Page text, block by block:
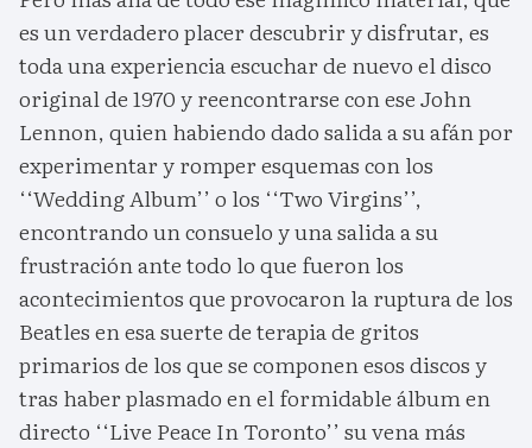
es un verdadero placer descubrir y disfrutar, es
toda una experiencia escuchar de nuevo el disco
original de 1970 y reencontrarse con ese John
Lennon, quien habiendo dado salida a su afán por
experimentar y romper esquemas con los
‘‘Wedding Album’’ o los ‘‘Two Virgins’’,
encontrando un consuelo y una salida a su
frustración ante todo lo que fueron los
acontecimientos que provocaron la ruptura de los
Beatles en esa suerte de terapia de gritos
primarios de los que se componen esos discos y
tras haber plasmado en el formidable álbum en
directo ‘‘Live Peace In Toronto’’ su vena más